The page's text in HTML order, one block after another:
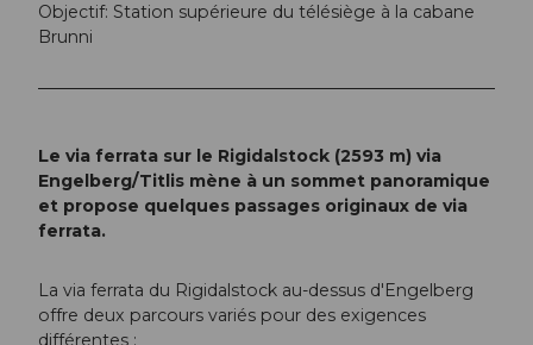
Objectif: Station supérieure du télésiège à la cabane
Brunni
Le via ferrata sur le Rigidalstock (2593 m) via
Engelberg/Titlis mène à un sommet panoramique
et propose quelques passages originaux de via
ferrata.
La via ferrata du Rigidalstock au-dessus d'Engelberg
offre deux parcours variés pour des exigences
différentes :